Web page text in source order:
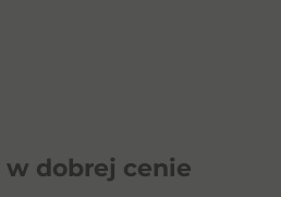
dobrej cenie